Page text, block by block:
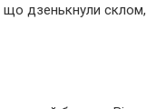
що дзенькнули склом,